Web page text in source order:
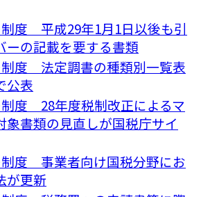
度 平成29年1月1日以後も引
ーの記載を要する書類
制度 法定調書の種類別一覧表
公表
度 28年度税制改正によるマ
象書類の見直しが国税庁サイ
制度 事業者向け国税分野にお
が更新